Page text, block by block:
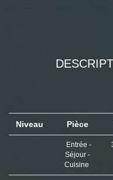
Niveau Pièce
Entrée -
Séjour -
Cuisine